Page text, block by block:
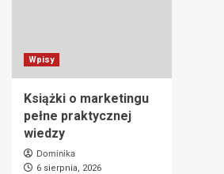
Wpisy
Książki o marketingu
pełne praktycznej
wiedzy
Dominika
6 sierpnia, 2026